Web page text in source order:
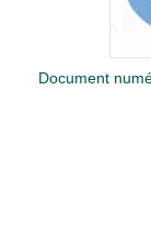
Document